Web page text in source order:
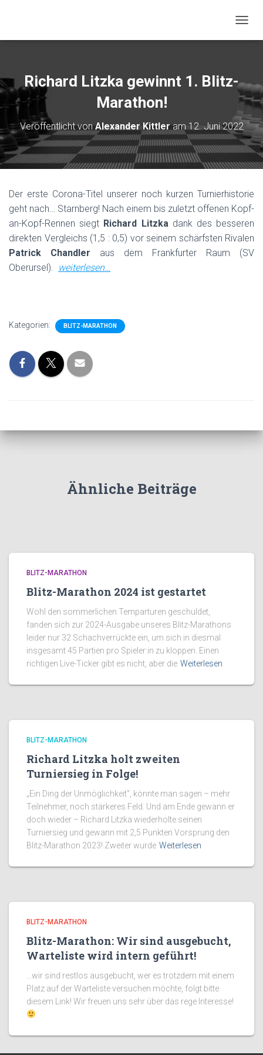
Richard Litzka gewinnt 1. Blitz-
Marathon!
Veröffentlicht vonAlexander Kittleram12. Juni 2022
Der erste Corona-Titel unserer noch kurzen Turnierhistorie
geht nach… Starnberg! Nach einem bis zuletzt offenen Kopf-
an-Kopf-Rennen siegt Richard Litzkadank des besseren
direkten Vergleichs (1,5 : 0,5) vor seinem schärfsten Rivalen
Patrick Chandler aus dem Frankfurter Raum (SV
Oberursel). weiterlesen…
Kategorien: BLITZ-MARATHON
Ähnliche Beiträge
BLITZ-MARATHON
Blitz-Marathon 2024 ist gestartet
Wohl den sommerlichen Temparturen geschuldet,
fanden sich zur 2024-Ausgabe unseres Blitz-Marathons
leider nur 32 Schachverrückte ein, um sich in diesmal
insgesamt 45 Partien pro Spieler:in zu kloppen. Einen
richtigen Live-Ticker gibt es nicht, aber die Weiterlesen
BLITZ-MARATHON
Richard Litzka holt zweiten
Turniersieg in Folge!
„Ein Ding der Unmöglichkeit“, könnte man sagen – mehr
Teilnehmer, noch stärkeres Feld. Und am Ende gewann er
doch wieder – Richard Litzka wiederholte seinen
Turniersieg und gewann mit 2,5 Punkten Vorsprung den
Blitz-Marathon 2023! Zweiter wurde Weiterlesen
BLITZ-MARATHON
Blitz-Marathon: Wir sind ausgebucht,
Warteliste wird intern geführt!
…wir sind restlos ausgebucht, wer es trotzdem mit einem
Platz auf der Warteliste versuchen möchte, folgt bitte
diesem Link! Wir freuen uns sehr über das rege Interesse!